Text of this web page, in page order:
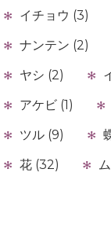
イチョウ (3)
ナンテン (2)
ヤシ (2)
アケビ (1)
ツル (9)
花 (32)